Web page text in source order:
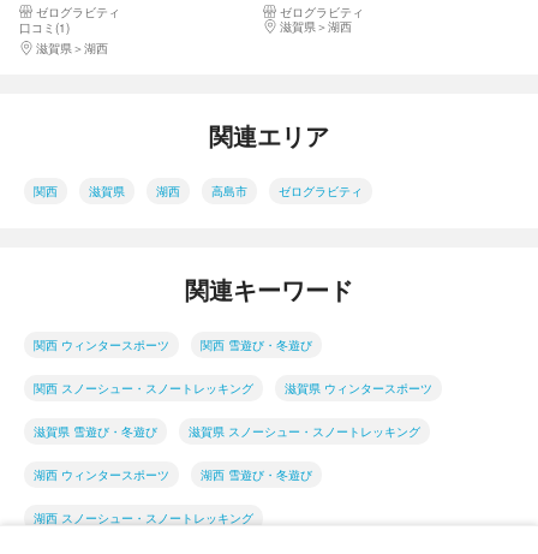
ゼント
ゼログラビティ
口コミ(1)
滋賀県
湖西
ゼログラビティ
滋賀県
湖西
関連エリア
関西 滋賀県 湖西 高島市 ゼログラビティ
関連キーワード
関西 ウィンタースポーツ 関西 雪遊び・冬遊び
関西 スノーシュー・スノートレッキング 滋賀県 ウィンタースポーツ
滋賀県 雪遊び・冬遊び 滋賀県 スノーシュー・スノートレッキング
湖西 ウィンタースポーツ 湖西 雪遊び・冬遊び
湖西 スノーシュー・スノートレッキング